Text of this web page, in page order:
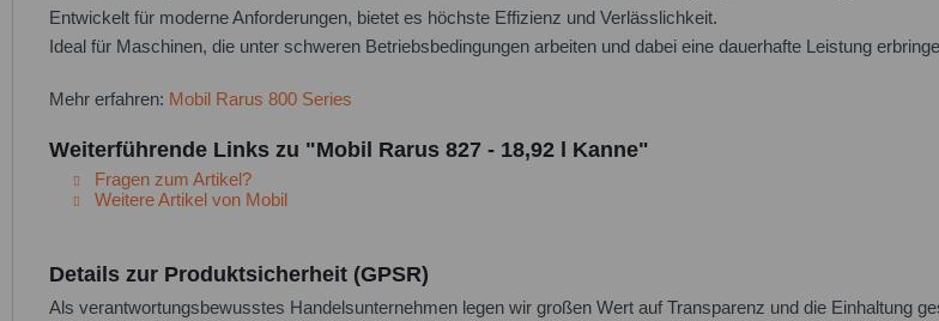
Entwickelt für moderne Anforderungen, bietet es höchste Effizienz und Verlässlichkeit.
Ideal für Maschinen, die unter schweren Betriebsbedingungen arbeiten und dabei eine dauerhafte Leistung
Mehr erfahren: Mobil Rarus 800 Series
Weiterführende Links zu "Mobil Rarus 827 - 18,92 l Kanne"
Fragen zum Artikel?
Weitere Artikel von Mobil
Details zur Produktsicherheit (GPSR)
Als verantwortungsbewusstes Handelsunternehmen legen wir großen Wert auf Transparenz und die Einhaltung